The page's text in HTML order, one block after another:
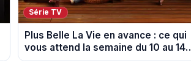
Série TV
Plus Belle La Vie en avance : ce qui
vous attend la semaine du 10 au 14
août 2026 (spoiler)